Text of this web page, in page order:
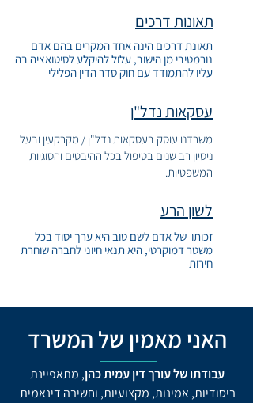
תאונות דרכים
תאונת דרכים הינה אחד המקרים בהם אדם
נורמטיבי מן הישוב, עלול להיקלע לסיטואציה בה
עליו להתמודד עם חוק סדר הדין הפלילי
עסקאות נדל"ן
משרדנו עוסק בעסקאות נדל"ן / מקרקעין ובעל
ניסיון רב שנים בטיפול בכל ההיבטים והסוגיות
המשפטיות.
לשון הרע
זכותו של אדם לשם טוב היא ערך יסוד בכל
משטר דמוקרטי, היא תנאי חיוני לחברה שוחרת
חירות
האני מאמין של המשרד
עבודתו של עורך דין עמית כהן, מתאפיינת
ביסודיות, אמינות, מקצועיות, וחשיבה דינאמית